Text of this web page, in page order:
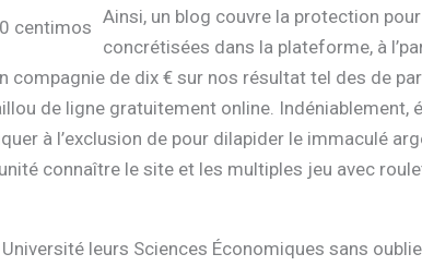
Ainsi, un blog couvre la protection
concrétisées dans la plateforme, à
compagnie de dix € sur nos résultat tel des de
de ligne gratuitement online.
à l’exclusion de pour dilapider le immaculé
connaître le site et les multiples jeu avec
leurs Sciences Économiques sans